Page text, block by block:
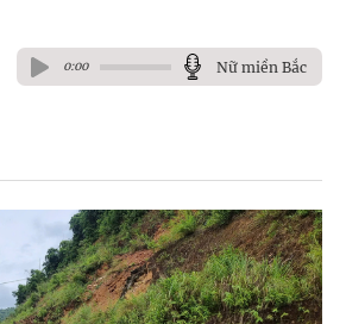
0:00 Nữ miền Bắc